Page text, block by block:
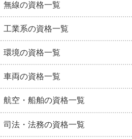
無線の資格一覧
工業系の資格一覧
環境の資格一覧
車両の資格一覧
航空・船舶の資格一覧
司法・法務の資格一覧